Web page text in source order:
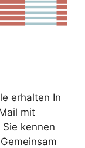
erhalten In
mit
kennen